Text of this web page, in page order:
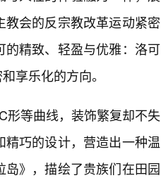
会的反宗教改革运动紧密
精致、轻盈与优雅：洛可
享乐化的方向。
形等曲线，装饰繁复却不失
巧的设计，营造出一种温
》，描绘了贵族们在田园